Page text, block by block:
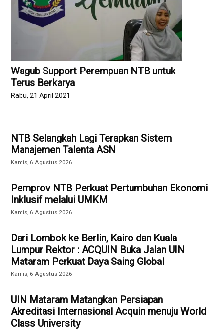
Wagub Support Perempuan NTB untuk
Terus Berkarya
Rabu, 21 April 2021
NTB Selangkah Lagi Terapkan Sistem
Manajemen Talenta ASN
Kamis, 6 Agustus 2026
Pemprov NTB Perkuat Pertumbuhan Ekonomi
Inklusif melalui UMKM
Kamis, 6 Agustus 2026
Dari Lombok ke Berlin, Kairo dan Kuala
Lumpur Rektor : ACQUIN Buka Jalan UIN
Mataram Perkuat Daya Saing Global
Kamis, 6 Agustus 2026
UIN Mataram Matangkan Persiapan
Akreditasi Internasional Acquin menuju World
Class University